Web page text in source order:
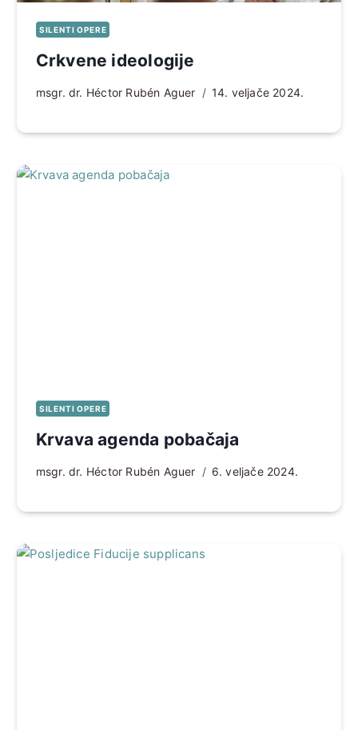
SILENTI OPERE
Crkvene ideologije
msgr. dr. Héctor Rubén Aguer 14. veljače 2024.
SILENTI OPERE
Krvava agenda pobačaja
msgr. dr. Héctor Rubén Aguer 6. veljače 2024.